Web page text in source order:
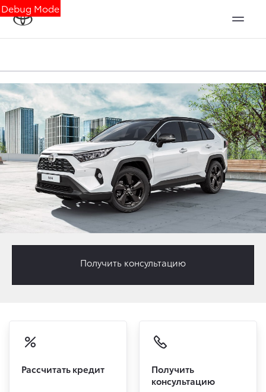
Debug Mode
Рассчитать кредит
Получить
консультацию